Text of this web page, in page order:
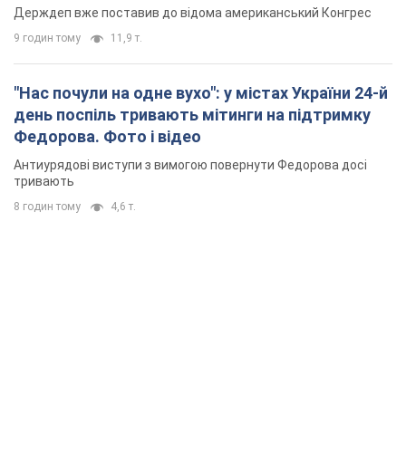
Держдеп вже поставив до відома американський Конгрес
9 годин тому 11,9 т.
"Нас почули на одне вухо": у містах України 24-й
день поспіль тривають мітинги на підтримку
Федорова. Фото і відео
Антиурядові виступи з вимогою повернути Федорова досі
тривають
8 годин тому 4,6 т.